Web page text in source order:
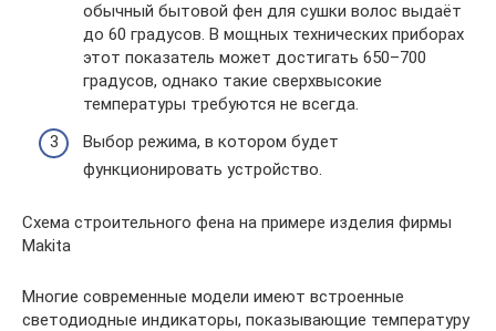
обычный бытовой фен для сушки волос выдаёт
до 60 градусов. В мощных технических приборах
этот показатель может достигать 650–700
градусов, однако такие сверхвысокие
температуры требуются не всегда.
Выбор режима, в котором будет
функционировать устройство.
Схема строительного фена на примере изделия фирмы
Makita
Многие современные модели имеют встроенные
светодиодные индикаторы, показывающие температуру